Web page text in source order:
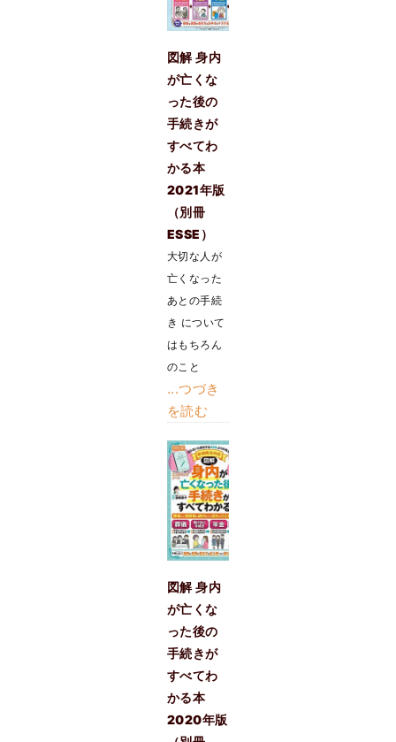
図解 身内
が亡くな
った後の
手続きが
すべてわ
かる本
2021年版
（別冊
ESSE）
大切な人が
亡くなった
あとの手続
き について
はもちろん
のこと
...つづき
を読む
図解 身内
が亡くな
った後の
手続きが
すべてわ
かる本
2020年版